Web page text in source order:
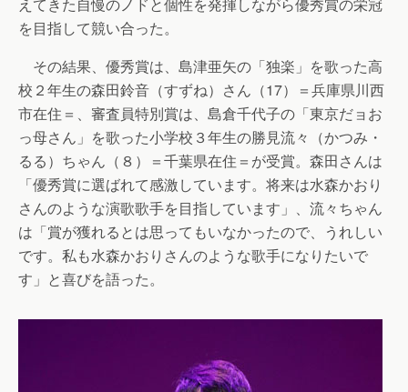
を目指して競い合った。
その結果、優秀賞は、島津亜矢の「独楽」を歌った高
校２年生の森田鈴音（すずね）さん（17）＝兵庫県川西
市在住＝、審査員特別賞は、島倉千代子の「東京だョお
っ母さん」を歌った小学校３年生の勝見流々（かつみ・
るる）ちゃん（８）＝千葉県在住＝が受賞。森田さんは
「優秀賞に選ばれて感激しています。将来は水森かおり
さんのような演歌歌手を目指しています」、流々ちゃん
は「賞が獲れるとは思ってもいなかったので、うれしい
です。私も水森かおりさんのような歌手になりたいで
す」と喜びを語った。